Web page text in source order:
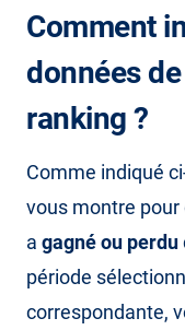
Comment
données
ranking ?
Comme indiqué
vous montre
a gagné ou perdu
période
correspondante,